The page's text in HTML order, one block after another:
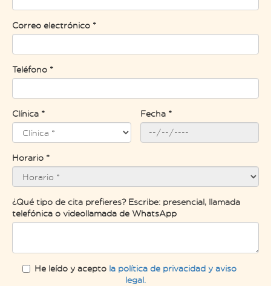
Correo electrónico *
Teléfono *
Clínica * Fecha *
Horario *
¿Qué tipo de cita prefieres? Escribe: presencial, llamada
telefónica o videollamada de WhatsApp
He leído y acepto la política de privacidad y aviso
legal.